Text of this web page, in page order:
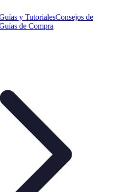
y TutorialesConsejos de
de Compra